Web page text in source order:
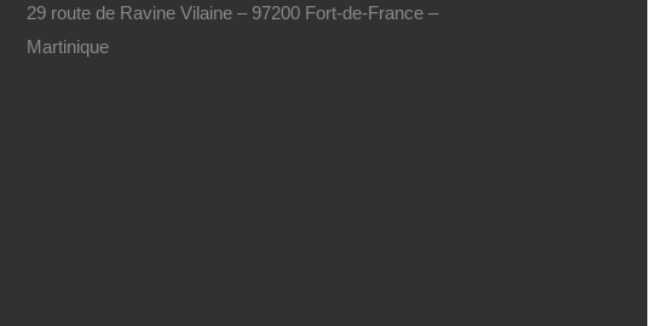
29 route de Ravine Vilaine – 97200 Fort-de-France –
Martinique